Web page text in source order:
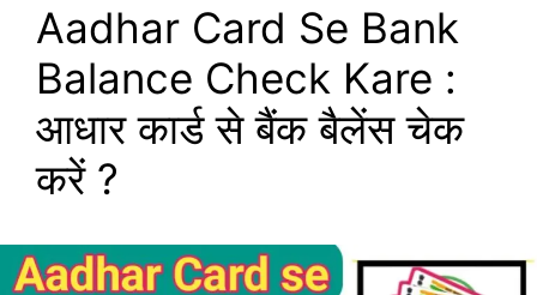
Aadhar Card Se Bank
Balance Check Kare :
आधार कार्ड से बैंक बैलेंस चेक
करें ?